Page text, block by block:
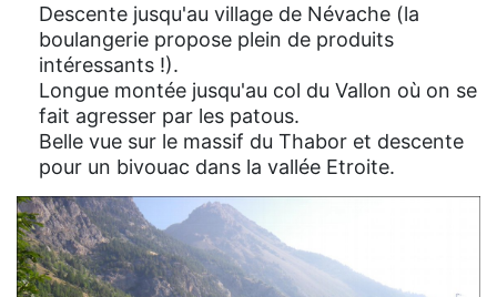
Descente jusqu'au village de Névache (la
boulangerie propose plein de produits
intéressants !).
Longue montée jusqu'au col du Vallon où on se
fait agresser par les patous.
Belle vue sur le massif du Thabor et descente
pour un bivouac dans la vallée Etroite.